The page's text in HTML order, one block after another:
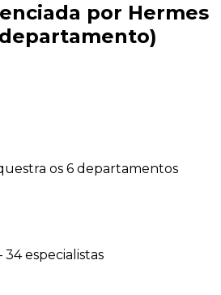
por Hermes
os 6 departamentos
especialistas